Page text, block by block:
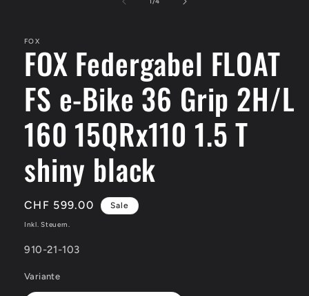
FOX
FOX Federgabel FLOAT
FS e-Bike 36 Grip 2H/L
160 15QRx110 1.5 T
shiny black
Verkaufspreis
CHF 599.00 Sale
Inkl. Steuern.
SKU:
910-21-103
Variante